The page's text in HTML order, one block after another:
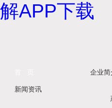
解APP下载
企业简
新闻资讯